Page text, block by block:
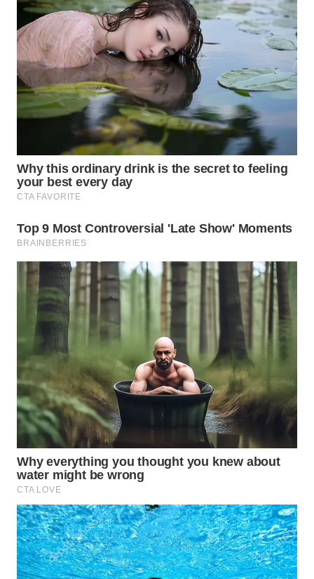
MASYARAKAT
KELISTRIKAN
WALINKI
MAWAKA
MARTABAT
NET
PLN
WATCH
MKLI
LPKKI
LKKI
KOPEKLIN
PORTAL
KONSUMEN
FORWAMKI
ALPERKLINAS
FORJASIDA